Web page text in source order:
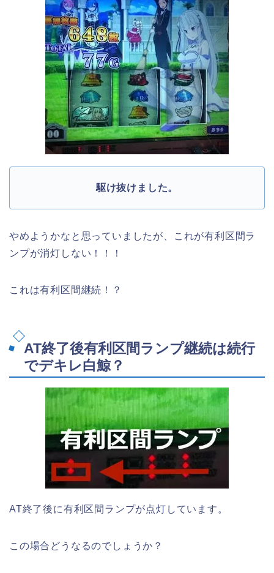
駆け抜けました。
やめようかなと思っていましたが、これが有利区間ラ
ンプが消灯しない！！！
これは有利区間継続！？
AT終了後有利区間ランプ継続は続行
でデキレ白鯨？
AT終了後に有利区間ランプが点灯しています。
この場合どうなるのでしょうか？